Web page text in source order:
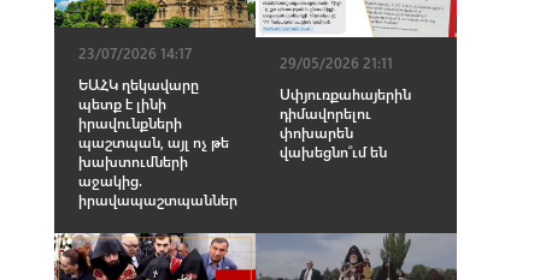
23/07/2026 14:17
ԵԱՀԿ ղեկավարը
պետք է լինի
իրավունքների
պաշտպան, այլ ոչ թե
խախտումների
աջակից.
իրավապաշտպաններ
29/05/2026 21:11
Սփյուռքահայերին
դիմավորելու
փոխարեն
վախեցնո՞ւմ են